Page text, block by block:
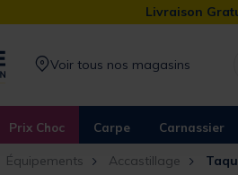
Livraison
Voir tous nos magasins
Prix Choc Carpe Carnassier
Équipements Accastillage